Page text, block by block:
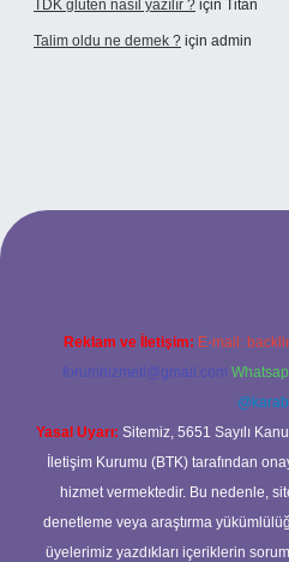
TDK gluten nasıl yazılır ? için Titan
Talim oldu ne demek ? için admin
giriş
Reklam ve İletişim: E-mail:
forumhizmeti@gmail.com
Yasal Uyarı: Sitemiz, 5651 Sayılı
İletişim Kurumu (BTK) tarafından
hizmet vermektedir. Bu nedenle,
denetleme veya araştırma
üyelerimiz yazdıkları içeriklerin